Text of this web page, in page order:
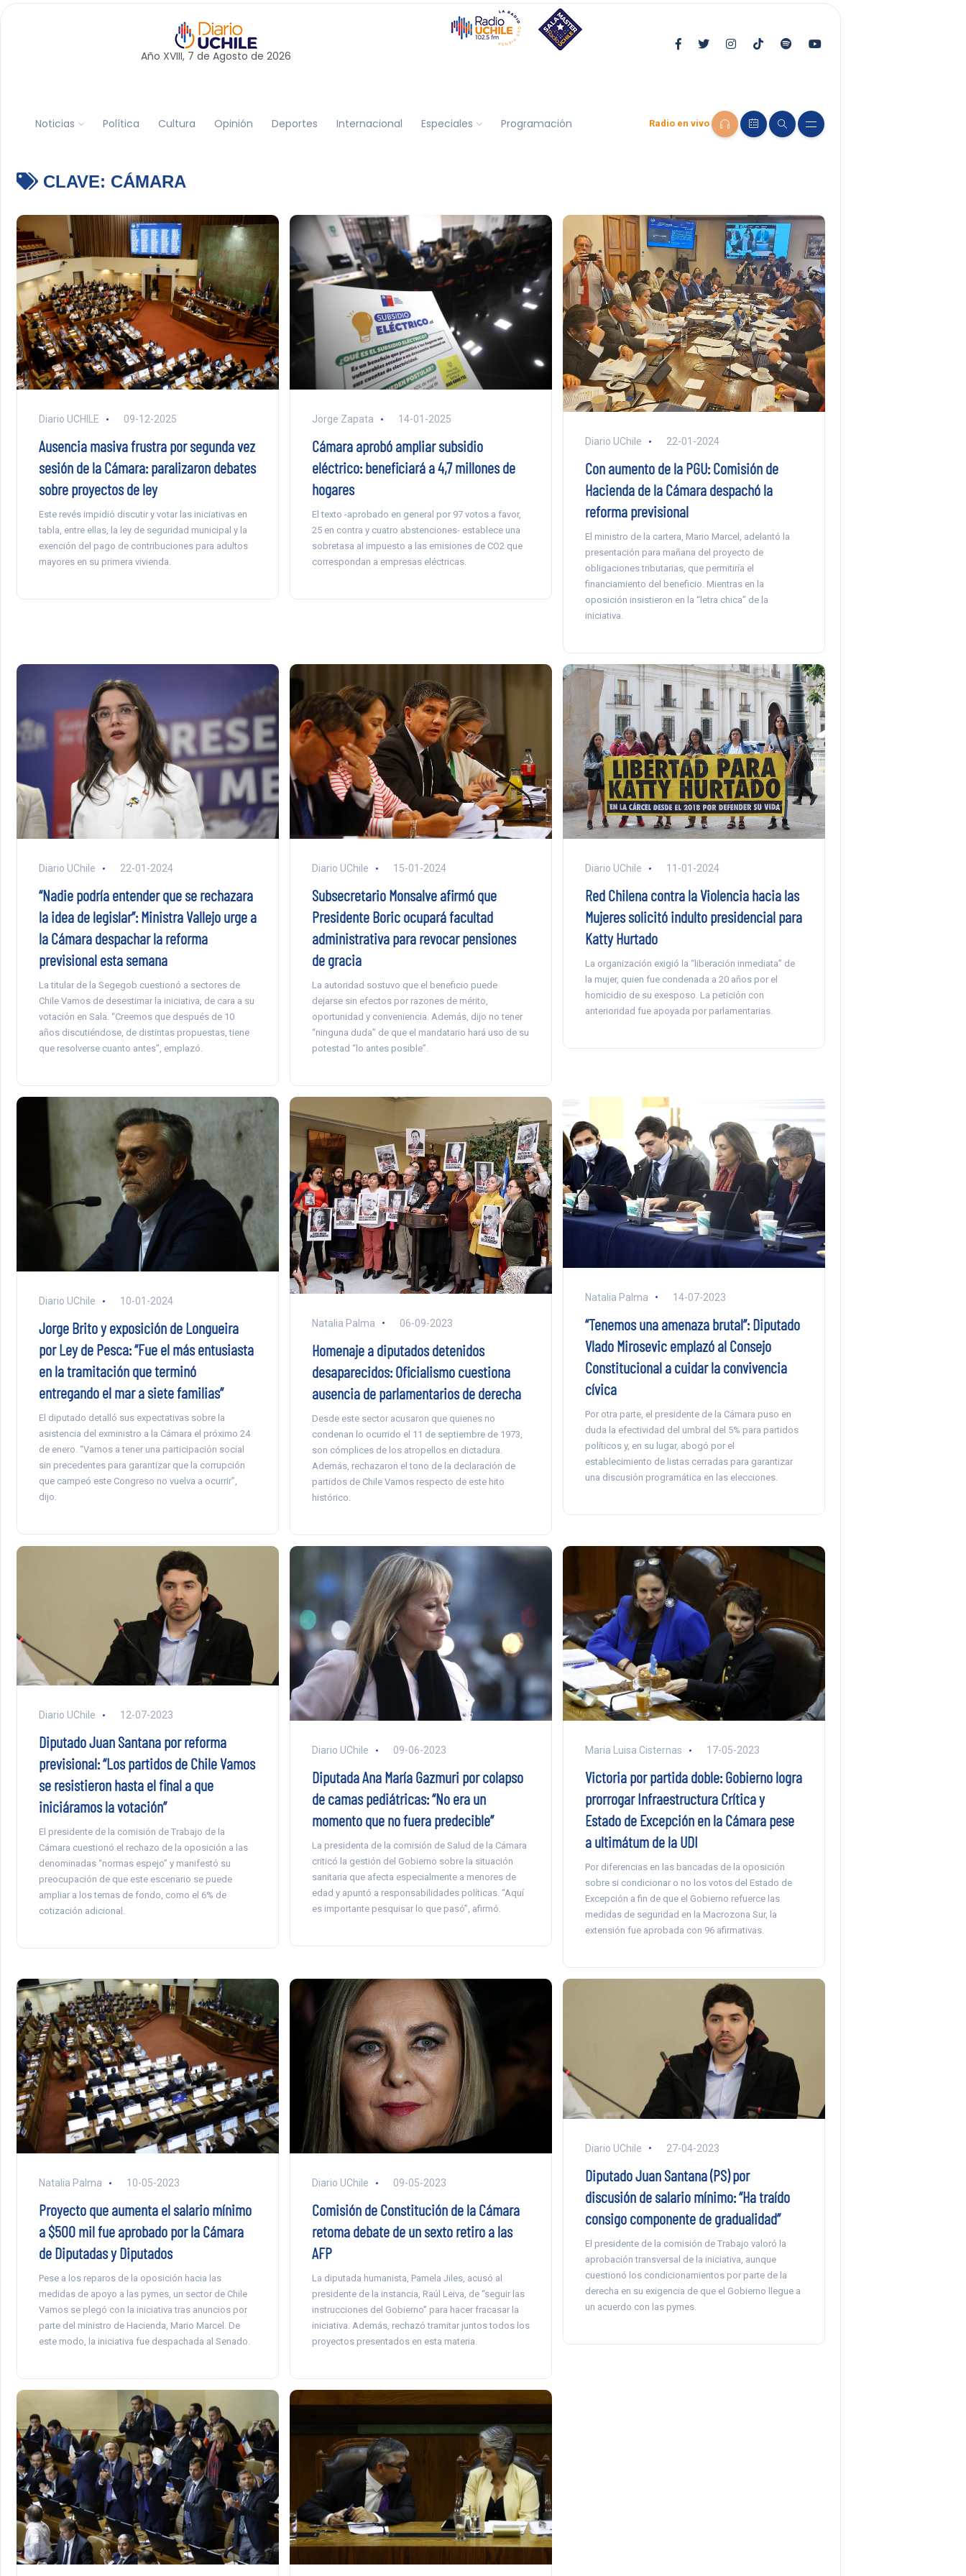
Año XVIII, 7 de Agosto de 2026
Noticias Política Cultura Opinión Deportes Internacional Especiales Programación Radio en vivo
CLAVE: CÁMARA
Diario UCHILE 09-12-2025
Ausencia masiva frustra por segunda vez
sesión de la Cámara: paralizaron debates
sobre proyectos de ley
Este revés impidió discutir y votar las iniciativas en
tabla, entre ellas, la ley de seguridad municipal y la
exención del pago de contribuciones para adultos
mayores en su primera vivienda.
Jorge Zapata 14-01-2025
Cámara aprobó ampliar subsidio
eléctrico: beneficiará a 4,7 millones de
hogares
El texto -aprobado en general por 97 votos a favor,
25 en contra y cuatro abstenciones- establece una
sobretasa al impuesto a las emisiones de CO2 que
correspondan a empresas eléctricas.
Diario UChile 22-01-2024
Con aumento de la PGU: Comisión de
Hacienda de la Cámara despachó la
reforma previsional
El ministro de la cartera, Mario Marcel, adelantó la
presentación para mañana del proyecto de
obligaciones tributarias, que permitiría el
financiamiento del beneficio. Mientras en la
oposición insistieron en la “letra chica” de la
iniciativa.
Diario UChile 22-01-2024
“Nadie podría entender que se rechazara
la idea de legislar”: Ministra Vallejo urge a
la Cámara despachar la reforma
previsional esta semana
La titular de la Segegob cuestionó a sectores de
Chile Vamos de desestimar la iniciativa, de cara a su
votación en Sala. “Creemos que después de 10
años discutiéndose, de distintas propuestas, tiene
que resolverse cuanto antes”, emplazó.
Diario UChile 15-01-2024
Subsecretario Monsalve afirmó que
Presidente Boric ocupará facultad
administrativa para revocar pensiones
de gracia
La autoridad sostuvo que el beneficio puede
dejarse sin efectos por razones de mérito,
oportunidad y conveniencia. Además, dijo no tener
“ninguna duda” de que el mandatario hará uso de su
potestad “lo antes posible”.
Diario UChile 11-01-2024
Red Chilena contra la Violencia hacia las
Mujeres solicitó indulto presidencial para
Katty Hurtado
La organización exigió la “liberación inmediata” de
la mujer, quien fue condenada a 20 años por el
homicidio de su exesposo. La petición con
anterioridad fue apoyada por parlamentarias.
Diario UChile 10-01-2024
Jorge Brito y exposición de Longueira
por Ley de Pesca: “Fue el más entusiasta
en la tramitación que terminó
entregando el mar a siete familias”
El diputado detalló sus expectativas sobre la
asistencia del exministro a la Cámara el próximo 24
de enero. “Vamos a tener una participación social
sin precedentes para garantizar que la corrupción
que campeó este Congreso no vuelva a ocurrir”,
dijo.
Natalia Palma 06-09-2023
Homenaje a diputados detenidos
desaparecidos: Oficialismo cuestiona
ausencia de parlamentarios de derecha
Desde este sector acusaron que quienes no
condenan lo ocurrido el 11 de septiembre de 1973,
son cómplices de los atropellos en dictadura.
Además, rechazaron el tono de la declaración de
partidos de Chile Vamos respecto de este hito
histórico.
Natalia Palma 14-07-2023
“Tenemos una amenaza brutal”: Diputado
Vlado Mirosevic emplazó al Consejo
Constitucional a cuidar la convivencia
cívica
Por otra parte, el presidente de la Cámara puso en
duda la efectividad del umbral del 5% para partidos
políticos y, en su lugar, abogó por el
establecimiento de listas cerradas para garantizar
una discusión programática en las elecciones.
Diario UChile 12-07-2023
Diputado Juan Santana por reforma
previsional: “Los partidos de Chile Vamos
se resistieron hasta el final a que
iniciáramos la votación”
El presidente de la comisión de Trabajo de la
Cámara cuestionó el rechazo de la oposición a las
denominadas “normas espejo” y manifestó su
preocupación de que este escenario se puede
ampliar a los temas de fondo, como el 6% de
cotización adicional.
Diario UChile 09-06-2023
Diputada Ana María Gazmuri por colapso
de camas pediátricas: “No era un
momento que no fuera predecible”
La presidenta de la comisión de Salud de la Cámara
criticó la gestión del Gobierno sobre la situación
sanitaria que afecta especialmente a menores de
edad y apuntó a responsabilidades políticas. “Aquí
es importante pesquisar lo que pasó”, afirmó.
Maria Luisa Cisternas 17-05-2023
Victoria por partida doble: Gobierno logra
prorrogar Infraestructura Crítica y
Estado de Excepción en la Cámara pese
a ultimátum de la UDI
Por diferencias en las bancadas de la oposición
sobre si condicionar o no los votos del Estado de
Excepción a fin de que el Gobierno refuerce las
medidas de seguridad en la Macrozona Sur, la
extensión fue aprobada con 96 afirmativas.
Natalia Palma 10-05-2023
Proyecto que aumenta el salario mínimo
a $500 mil fue aprobado por la Cámara
de Diputadas y Diputados
Pese a los reparos de la oposición hacia las
medidas de apoyo a las pymes, un sector de Chile
Vamos se plegó con la iniciativa tras anuncios por
parte del ministro de Hacienda, Mario Marcel. De
este modo, la iniciativa fue despachada al Senado.
Diario UChile 09-05-2023
Comisión de Constitución de la Cámara
retoma debate de un sexto retiro a las
AFP
La diputada humanista, Pamela Jiles, acusó al
presidente de la instancia, Raúl Leiva, de “seguir las
instrucciones del Gobierno” para hacer fracasar la
iniciativa. Además, rechazó tramitar juntos todos los
proyectos presentados en esta materia.
Diario UChile 27-04-2023
Diputado Juan Santana (PS) por
discusión de salario mínimo: “Ha traído
consigo componente de gradualidad”
El presidente de la comisión de Trabajo valoró la
aprobación transversal de la iniciativa, aunque
cuestionó los condicionamientos por parte de la
derecha en su exigencia de que el Gobierno llegue a
un acuerdo con las pymes.